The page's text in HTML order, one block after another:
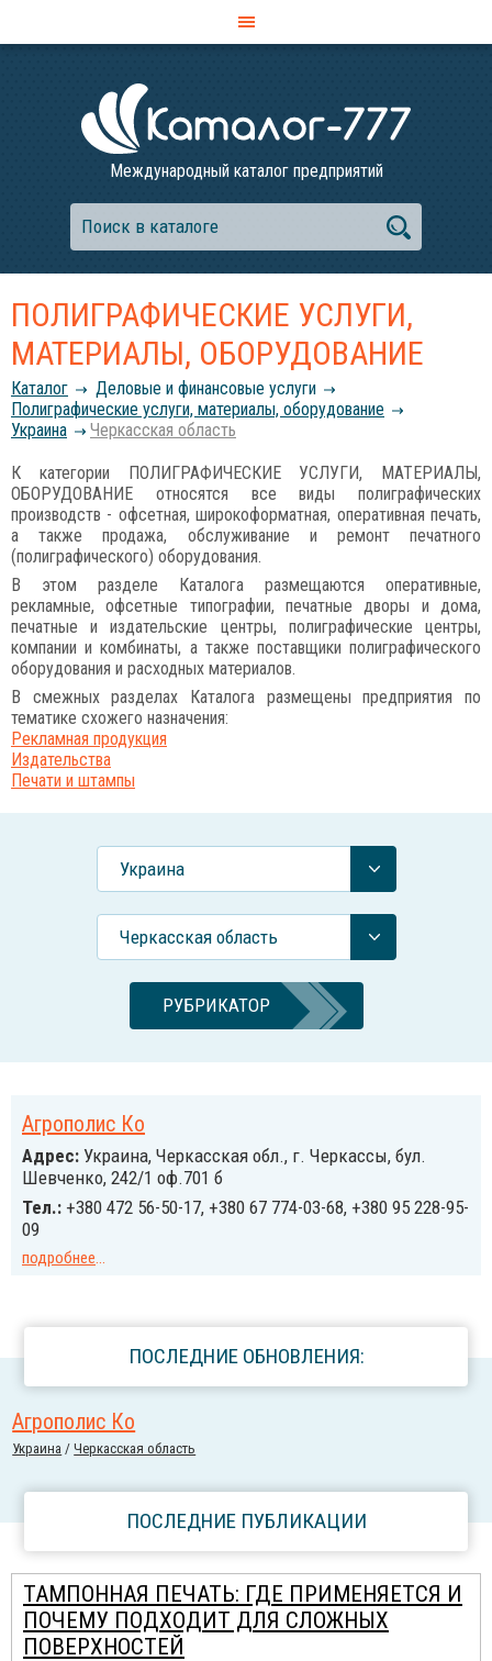
Международный каталог предприятий
ПОЛИГРАФИЧЕСКИЕ УСЛУГИ,
МАТЕРИАЛЫ, ОБОРУДОВАНИЕ
Каталог
Деловые и финансовые услуги
Полиграфические услуги, материалы, оборудование
Украина
Черкасская область
К категории ПОЛИГРАФИЧЕСКИЕ УСЛУГИ, МАТЕРИАЛЫ,
ОБОРУДОВАНИЕ относятся все виды полиграфических
производств - офсетная, широкоформатная, оперативная печать,
а также продажа, обслуживание и ремонт печатного
(полиграфического) оборудования.
В этом разделе Каталога размещаются оперативные,
рекламные, офсетные типографии, печатные дворы и дома,
печатные и издательские центры, полиграфические центры,
компании и комбинаты, а также поставщики полиграфического
оборудования и расходных материалов.
В смежных разделах Каталога размещены предприятия по
тематике схожего назначения:
Рекламная продукция
Издательства
Печати и штампы
Украина
Черкасская область
РУБРИКАТОР
Агрополис Ко
Адрес: Украина, Черкасская обл., г. Черкассы, бул.
Шевченко, 242/1 оф.701 б
Тел.: +380 472 56-50-17, +380 67 774-03-68, +380 95 228-95-
09
подробнее...
ПОСЛЕДНИЕ ОБНОВЛЕНИЯ:
Агрополис Ко
Украина /Черкасская область
ПОСЛЕДНИЕ ПУБЛИКАЦИИ
ТАМПОННАЯ ПЕЧАТЬ: ГДЕ ПРИМЕНЯЕТСЯ И
ПОЧЕМУ ПОДХОДИТ ДЛЯ СЛОЖНЫХ
ПОВЕРХНОСТЕЙ